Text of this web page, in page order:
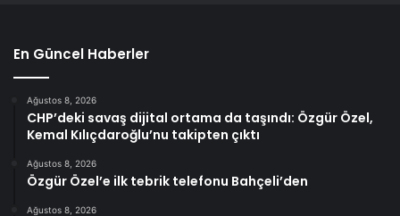
En Güncel Haberler
Ağustos 8, 2026
CHP’deki savaş dijital ortama da taşındı: Özgür Özel,
Kemal Kılıçdaroğlu’nu takipten çıktı
Ağustos 8, 2026
Özgür Özel’e ilk tebrik telefonu Bahçeli’den
Ağustos 8, 2026